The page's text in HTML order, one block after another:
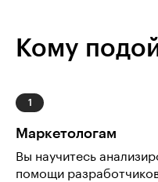
Кому
Маркетологам
Вы научитесь
помощи